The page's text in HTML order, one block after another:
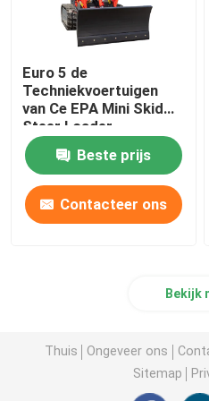
Euro 5 de
Techniekvoertuigen
van Ce EPA Mini Skid
Steer Loader
Multifunctional
Beste prijs
Contacteer ons
Bekijk
Thuis Ongeveer ons
Sitemap